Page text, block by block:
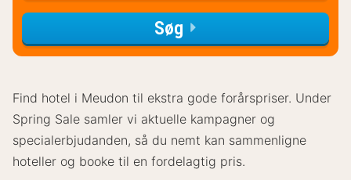
Søg
Find hotel i Meudon til ekstra gode forårspriser. Under
Spring Sale samler vi aktuelle kampagner og
specialerbjudanden, så du nemt kan sammenligne
hoteller og booke til en fordelagtig pris.